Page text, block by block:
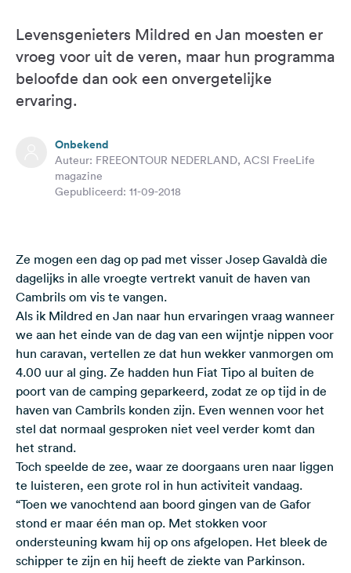
Nederlands
Volg
ons
media
Facebook
Levensgenieters Mildred en Jan moesten er
vroeg voor uit de veren, maar hun programma
beloofde dan ook een onvergetelijke
ervaring.
Onbekend
Auteur: FREEONTOUR NEDERLAND, ACSI FreeLife
magazine
Gepubliceerd: 11-09-2018
Ze mogen een dag op pad met visser Josep Gavaldà die
dagelijks in alle vroegte vertrekt vanuit de haven van
Cambrils om vis te vangen.
Als ik Mildred en Jan naar hun ervaringen vraag wanneer
we aan het einde van de dag van een wijntje nippen voor
hun caravan, vertellen ze dat hun wekker vanmorgen om
4.00 uur al ging. Ze hadden hun Fiat Tipo al buiten de
poort van de camping geparkeerd, zodat ze op tijd in de
haven van Cambrils konden zijn. Even wennen voor het
stel dat normaal gesproken niet veel verder komt dan
het strand.
Toch speelde de zee, waar ze doorgaans uren naar liggen
te luisteren, een grote rol in hun activiteit vandaag.
“Toen we vanochtend aan boord gingen van de Gafor
stond er maar één man op. Met stokken voor
ondersteuning kwam hij op ons afgelopen. Het bleek de
schipper te zijn en hij heeft de ziekte van Parkinson.